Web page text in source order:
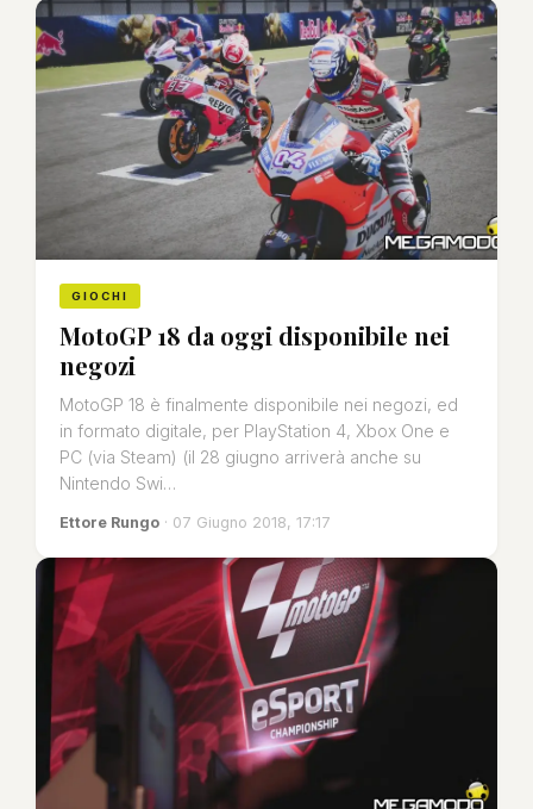
GIOCHI
MotoGP 18 da oggi disponibile nei
negozi
MotoGP 18 è finalmente disponibile nei negozi, ed
in formato digitale, per PlayStation 4, Xbox One e
PC (via Steam) (il 28 giugno arriverà anche su
Nintendo Swi…
Ettore Rungo · 07 Giugno 2018, 17:17